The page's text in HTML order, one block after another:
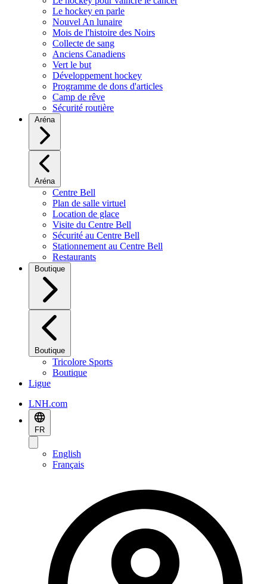
Le hockey en parle
Nouvel An lunaire
Mois de l'histoire des Noirs
Collecte de sang
Anciens Canadiens
Vert le but
Développement hockey
Programme de dons d'articles
Camp de rêve
Sécurité routière
Aréna
Aréna
Centre Bell
Plan de salle virtuel
Location de glace
Visite du Centre Bell
Sécurité au Centre Bell
Stationnement au Centre Bell
Restaurants
Boutique
Boutique
Tricolore Sports
Boutique
Ligue
LNH.com
FR
English
Français